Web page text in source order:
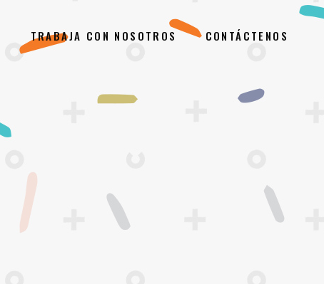
TRABAJA CON NOSOTROS CONTÁCTENOS